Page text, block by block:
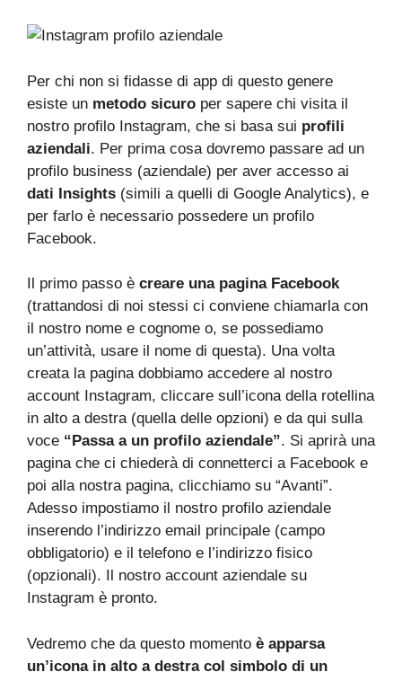
Per chi non si fidasse di app di questo genere
esiste un metodo sicuro per sapere chi visita il
nostro profilo Instagram, che si basa sui profili
aziendali. Per prima cosa dovremo passare ad un
profilo business (aziendale) per aver accesso ai
dati Insights (simili a quelli di Google Analytics), e
per farlo è necessario possedere un profilo
Facebook.
Il primo passo è creare una pagina Facebook
(trattandosi di noi stessi ci conviene chiamarla con
il nostro nome e cognome o, se possediamo
un’attività, usare il nome di questa). Una volta
creata la pagina dobbiamo accedere al nostro
account Instagram, cliccare sull’icona della rotellina
in alto a destra (quella delle opzioni) e da qui sulla
voce “Passa a un profilo aziendale”. Si aprirà una
pagina che ci chiederà di connetterci a Facebook e
poi alla nostra pagina, clicchiamo su “Avanti”.
Adesso impostiamo il nostro profilo aziendale
inserendo l’indirizzo email principale (campo
obbligatorio) e il telefono e l’indirizzo fisico
(opzionali). Il nostro account aziendale su
Instagram è pronto.
Vedremo che da questo momento è apparsa
un’icona in alto a destra col simbolo di un